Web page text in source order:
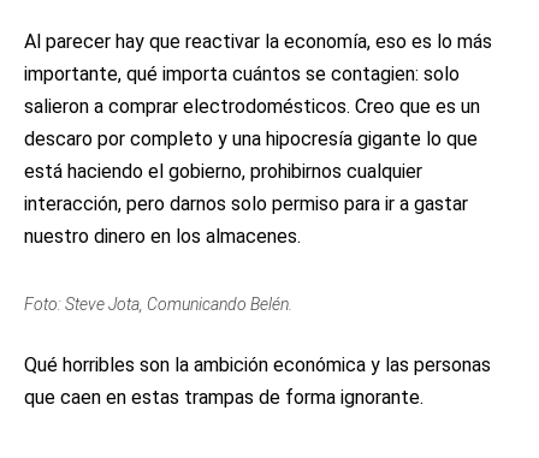
Al parecer hay que reactivar la economía, eso es lo más
importante, qué importa cuántos se contagien: solo
salieron a comprar electrodomésticos. Creo que es un
descaro por completo y una hipocresía gigante lo que
está haciendo el gobierno, prohibirnos cualquier
interacción, pero darnos solo permiso para ir a gastar
nuestro dinero en los almacenes.
Foto: Steve Jota, Comunicando Belén.
Qué horribles son la ambición económica y las personas
que caen en estas trampas de forma ignorante.